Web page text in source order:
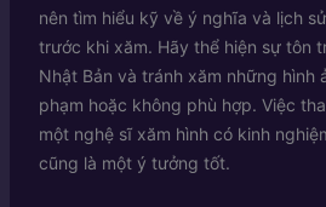
nên tìm hiểu kỹ về ý nghĩa và lịch
trước khi xăm. Hãy thể hiện sự tôn
Nhật Bản và tránh xăm những hình
phạm hoặc không phù hợp. Việc
một nghệ sĩ xăm hình có kinh
cũng là một ý tưởng tốt.